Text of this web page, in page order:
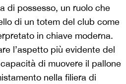
di possesso, un ruolo che
di un totem del club come
in chiave moderna.
l’aspetto più evidente del
di muovere il pallone
nella filiera di